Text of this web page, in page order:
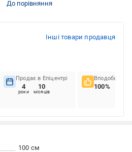
До порівняння
Інші товари продавця
Продає в Епіцентрі
4
роки
10
місяців
Вподобання
100%
100 см